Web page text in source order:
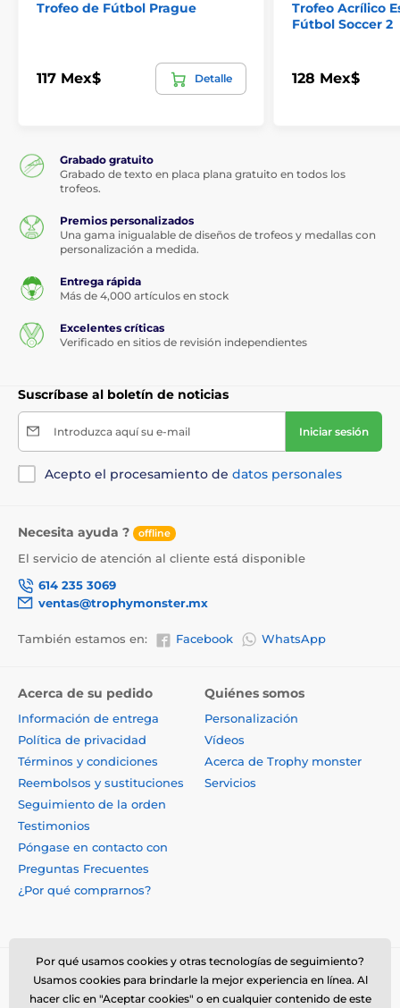
Trofeo de Fútbol Prague
117 Mex$ Detalle
Trofeo Acrílico
Fútbol Soccer 2
128 Mex$
Grabado gratuito
Grabado de texto en placa plana gratuito en todos los
trofeos.
Premios personalizados
Una gama inigualable de diseños de trofeos y medallas con
personalización a medida.
Entrega rápida
Más de 4,000 artículos en stock
Excelentes críticas
Verificado en sitios de revisión independientes
Suscríbase al boletín de noticias
Introduzca aquí su e-mail Iniciar sesión
Acepto el procesamiento de datos personales
Necesita ayuda ? offline
El servicio de atención al cliente está disponible
614 235 3069
ventas@trophymonster.mx
También estamos en: Facebook WhatsApp
Acerca de su pedido
Información de entrega
Política de privacidad
Términos y condiciones
Reembolsos y sustituciones
Seguimiento de la orden
Testimonios
Póngase en contacto con
Preguntas Frecuentes
¿Por qué comprarnos?
Quiénes somos
Personalización
Vídeos
Acerca de Trophy monster
Servicios
Por qué usamos cookies y otras tecnologías de seguimiento?
Usamos cookies para brindarle la mejor experiencia en línea. Al
hacer clic en "Aceptar cookies" o en cualquier contenido de este